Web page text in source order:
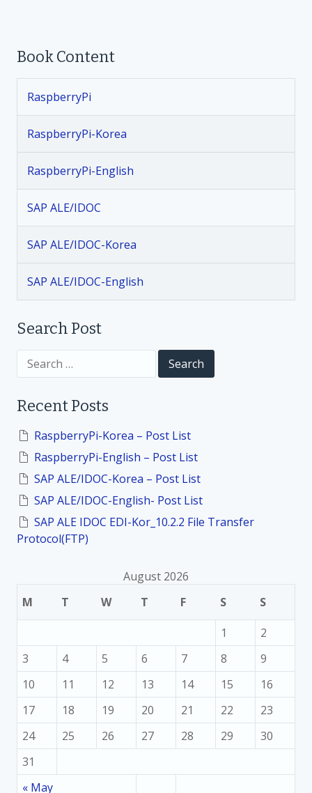
n
a
v
g
a
i
o
n
Book Content
RaspberryPi
RaspberryPi-Korea
RaspberryPi-English
SAP ALE/IDOC
SAP ALE/IDOC-Korea
SAP ALE/IDOC-English
Search Post
c
o
Recent Posts
RaspberryPi-Korea – Post List
RaspberryPi-English – Post List
SAP ALE/IDOC-Korea – Post List
SAP ALE/IDOC-English- Post List
SAP ALE IDOC EDI-Kor_10.2.2 File Transfer
Protocol(FTP)
August 2026
M
T W T F S S
« May
1
2
3
4 5 6 7 8
9
10
11 12 13 14 15
16
17
18 19 20 21 22
23
24
25 26 27 28 29
30
31